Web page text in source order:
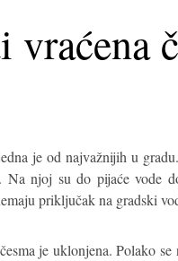
je od najvažnijih u
njoj su do pijaće vode
priključak na gradski
je uklonjena. Polako